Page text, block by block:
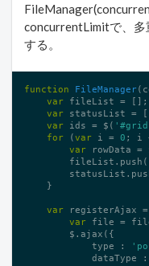
concurrentLimitで、多
する。
function FileManager
var fileList = [];
var statusList =
var ids = $(
for (var i = 0 ; i
var rowData =
    }
var registerAjax =
var file =
        $.ajax({
            type :
            dataType :